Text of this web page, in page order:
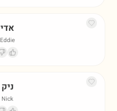
אדי
Eddie
ניק
Nick